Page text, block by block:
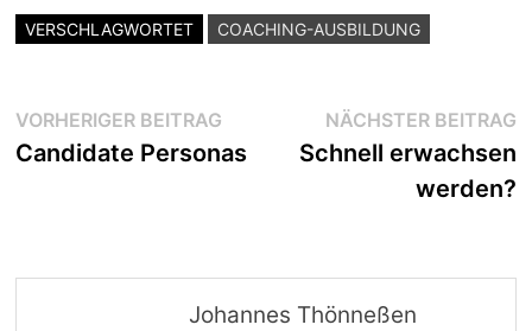
VERSCHLAGWORTET COACHING-AUSBILDUNG
Beitragsnavigation
VORHERIGER BEITRAG Vorheriger
Beitrag:
Candidate Personas
NÄCHSTER BEITRAG
Schnell erwachsen
werden?
Johannes Thönneßen